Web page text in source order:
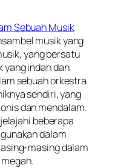
Sebuah Musik
musik yang
yang bersatu
yang indah dan
sebuah orkestra
sendiri, yang
dan mendalam.
beberapa
dalam
masing dalam